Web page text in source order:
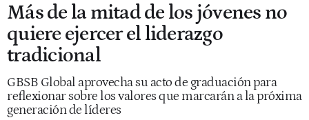
Más de la mitad de los jóvenes no
quiere ejercer el liderazgo
tradicional
GBSB Global aprovecha su acto de graduación para
reflexionar sobre los valores que marcarán a la próxima
generación de líderes